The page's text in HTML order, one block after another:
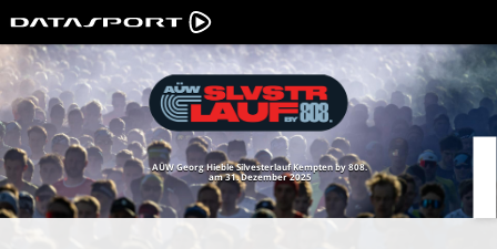
AÜW Georg Hieble Silvesterlauf Kempten by 808.
am 31. Dezember 2025